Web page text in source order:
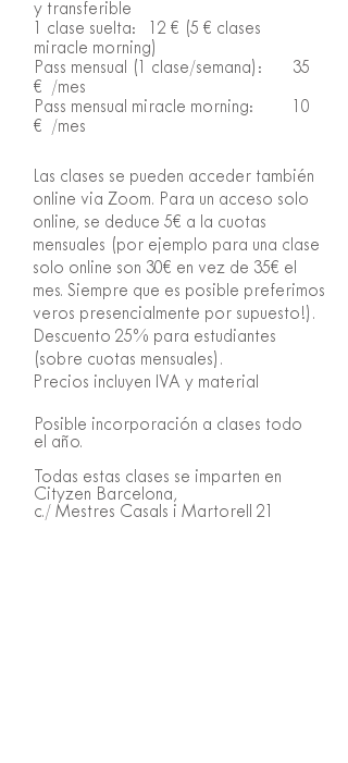
y transferible
1 clase suelta: 12 € (5 € clases
miracle morning)
Pass mensual (1 clase/semana): 35
€ /mes
Pass mensual miracle morning: 10
€ /mes
Las clases se pueden acceder también
online via Zoom. Para un acceso solo
online, se deduce 5€ a la cuotas
mensuales (por ejemplo para una clase
solo online son 30€ en vez de 35€ el
mes. Siempre que es posible preferimos
veros presencialmente por supuesto!).
Descuento 25% para estudiantes
(sobre cuotas mensuales).
Precios incluyen IVA y material
Posible incorporación a clases todo
el año.
Todas estas clases se imparten en
Cityzen Barcelona,
c./ Mestres Casals i Martorell 21